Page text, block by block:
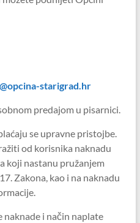
starigrad.hr
predajom u pisarnici.
se upravne pristojbe.
od korisnika naknadu
koji nastanu pružanjem
Zakona, kao i na naknadu
i način naplate